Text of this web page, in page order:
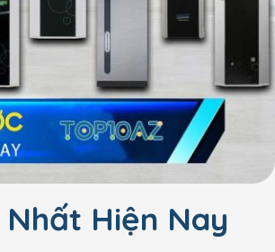
Nhất Hiện Nay